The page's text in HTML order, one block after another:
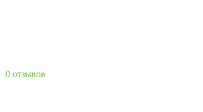
0 отзывов